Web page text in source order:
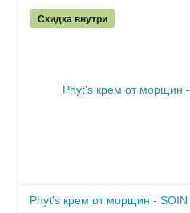
Скидка внутри
Phyt's крем от морщин - SOIN